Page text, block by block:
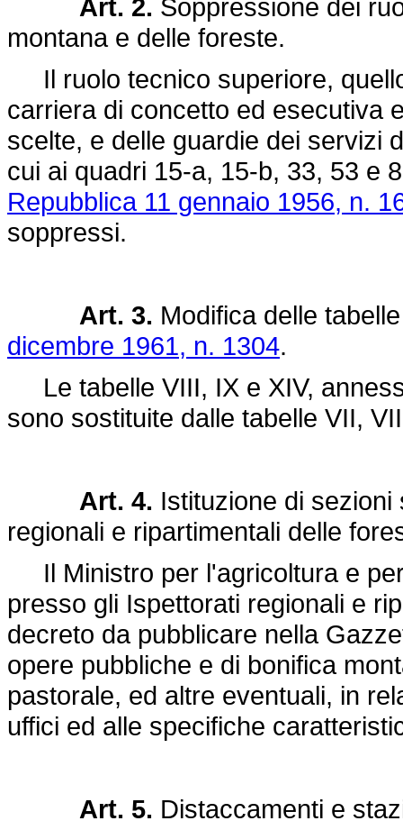
Art. 2. Soppressione dei
montana e delle foreste.
Il ruolo tecnico superiore,
carriera di concetto ed esecutiva
scelte, e delle guardie dei servizi
cui ai quadri 15-a, 15-b, 33, 53 e
Repubblica 11 gennaio 1956, n.
soppressi.
Art. 3. Modifica delle
dicembre 1961, n. 1304.
Le tabelle VIII, IX e XIV,
sono sostituite dalle tabelle VII,
Art. 4. Istituzione di
regionali e ripartimentali delle
Il Ministro per l'agricoltura e
presso gli Ispettorati regionali e
decreto da pubblicare nella
opere pubbliche e di bonifica
pastorale, ed altre eventuali, in
uffici ed alle specifiche
Art. 5. Distaccamenti e